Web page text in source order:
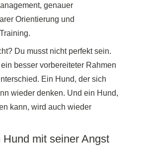
genauer
Orientierung und
Du musst nicht perfekt sein.
besser vorbereiteter Rahmen
Ein Hund, der sich
wieder denken. Und ein Hund,
kann, wird auch wieder
Hund mit seiner Angst